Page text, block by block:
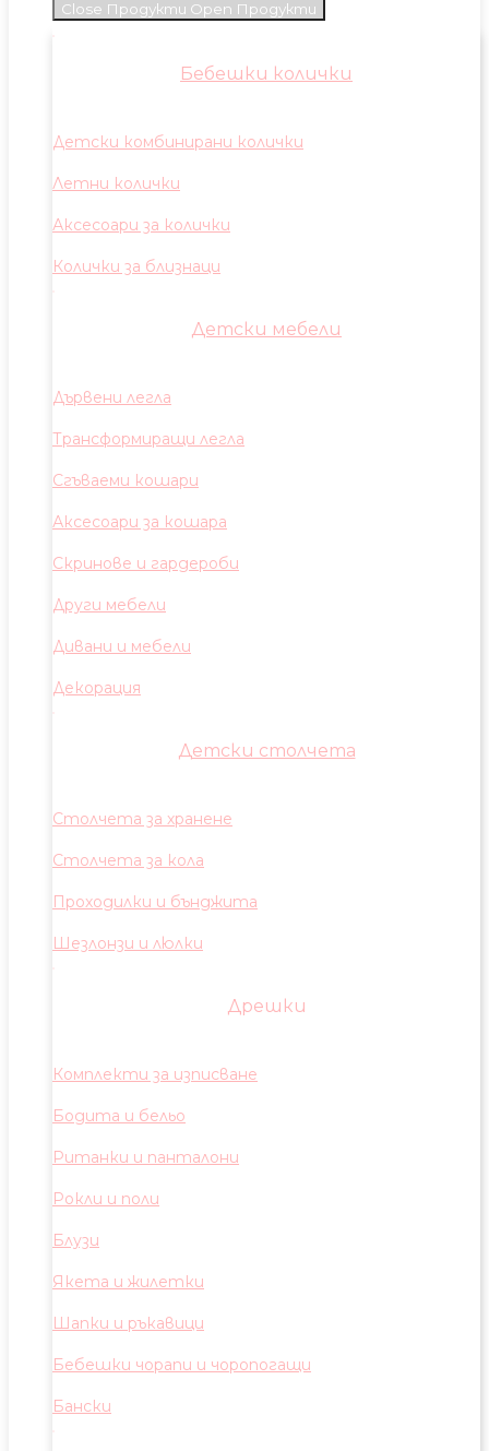
Close Продукти Open Продукти
Бебешки колички
Детски комбинирани колички
Летни колички
Аксесоари за колички
Колички за близнаци
Детски мебели
Дървени легла
Трансформиращи легла
Сгъваеми кошари
Аксесоари за кошара
Скринове и гардероби
Други мебели
Дивани и мебели
Декорация
Детски столчета
Столчета за хранене
Столчета за кола
Проходилки и бънджита
Шезлонзи и люлки
Дрешки
Комплекти за изписване
Бодита и бельо
Ританки и панталони
Рокли и поли
Блузи
Якета и жилетки
Шапки и ръкавици
Бебешки чорапи и чоропогащи
Бански